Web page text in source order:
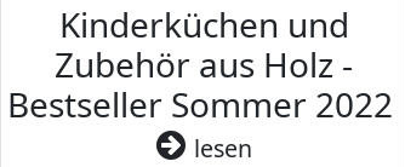
Kinderküchen und
Zubehör aus Holz -
Bestseller Sommer 2022
lesen